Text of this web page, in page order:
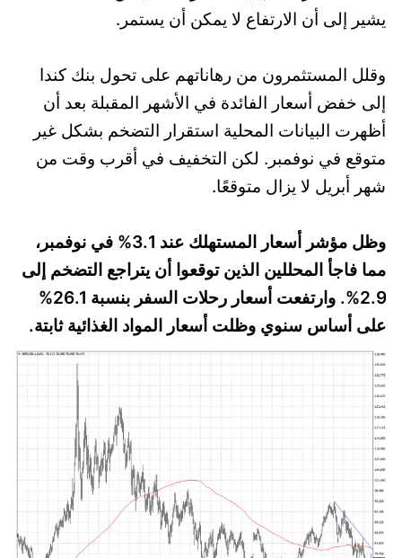
يشير إلى أن الارتفاع لا يمكن أن يستمر.
وقلل المستثمرون من رهاناتهم على تحول بنك كندا
إلى خفض أسعار الفائدة في الأشهر المقبلة بعد أن
أظهرت البيانات المحلية استقرار التضخم بشكل غير
متوقع في نوفمبر. لكن التخفيف في أقرب وقت من
شهر أبريل لا يزال متوقعًا.
وظل مؤشر أسعار المستهلك عند 3.1% في نوفمبر،
مما فاجأ المحللين الذين توقعوا أن يتراجع التضخم إلى
2.9%. وارتفعت أسعار رحلات السفر بنسبة 26.1%
على أساس سنوي وظلت أسعار المواد الغذائية ثابتة.